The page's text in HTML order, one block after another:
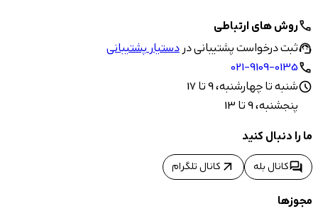
callروش های ارتباطی
support_agentثبت درخواست پشتیبانی دردستیار پشتیبانی
call
021-9109-0135
scheduleشنبه تا چهارشنبه، 9 تا 17
پنجشنبه، 9 تا 13
ما را دنبال کنید
forumکانال بله arrow_outward کانال تلگرام
مجوزها